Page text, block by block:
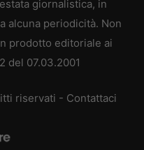
giornalistica, in
alcuna periodicità. Non
prodotto editoriale ai
del 07.03.2001
riservati - Contattaci